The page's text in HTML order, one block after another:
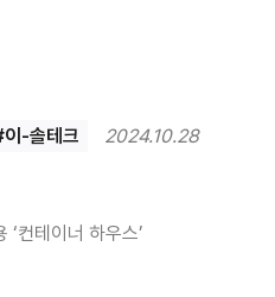
-솔테크 2024.10.28
컨테이너 하우스’